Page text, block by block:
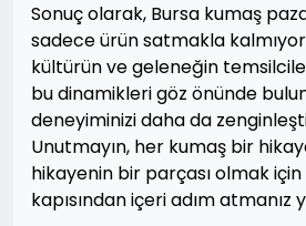
Sonuç olarak, Bursa kumaş
sadece ürün satmakla
kültürün ve geleneğin
bu dinamikleri göz önünde
deneyiminizi daha da
Unutmayın, her kumaş bir
hikayenin bir parçası olmak için
kapısından içeri adım atmanız